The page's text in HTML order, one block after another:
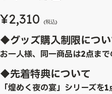
¥2,310 (税込)
◆グッズ購入制限につ
お一人様、同一商品は2点ま
◆先着特典について
「煌めく夜の宴」シリーズを